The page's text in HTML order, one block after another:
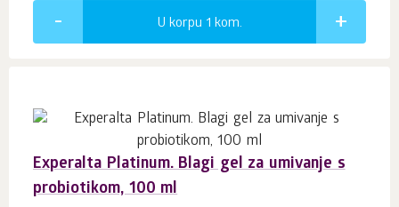
U korpu 1 kom.
Experalta Platinum. Blagi gel za umivanje s
probiotikom, 100 ml